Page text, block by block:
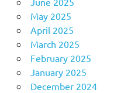
May 2025
April 2025
March 2025
February 2025
January 2025
December 2024